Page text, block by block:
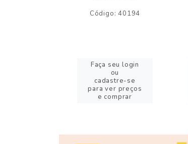
Código: 40194
Faça seu login
ou
cadastre-se
para ver preços
e comprar